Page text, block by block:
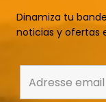
Dinamiza tu
noticias y ofertas